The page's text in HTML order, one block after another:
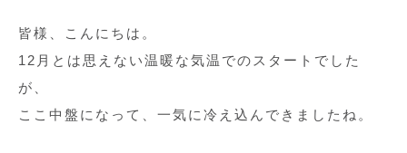
皆様、こんにちは。
12月とは思えない温暖な気温でのスタートでした
が、
ここ中盤になって、一気に冷え込んできましたね。